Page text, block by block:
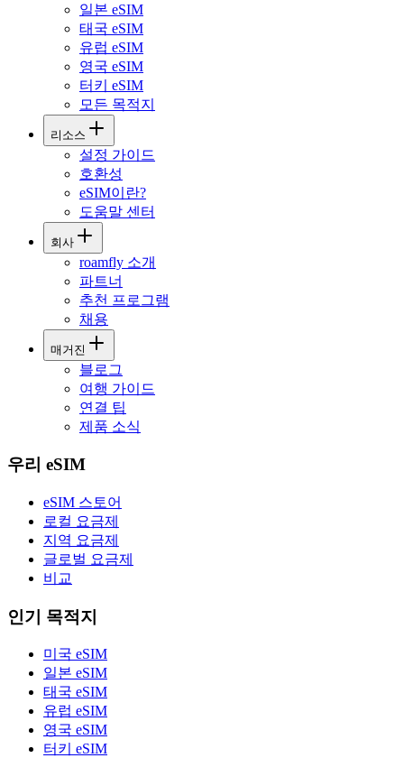
일본 eSIM
태국 eSIM
유럽 eSIM
영국 eSIM
터키 eSIM
모든 목적지
리소스
설정 가이드
호환성
eSIM이란?
도움말 센터
회사
roamfly 소개
파트너
추천 프로그램
채용
매거진
블로그
여행 가이드
연결 팁
제품 소식
우리 eSIM
eSIM 스토어
로컬 요금제
지역 요금제
글로벌 요금제
비교
인기 목적지
미국 eSIM
일본 eSIM
태국 eSIM
유럽 eSIM
영국 eSIM
터키 eSIM